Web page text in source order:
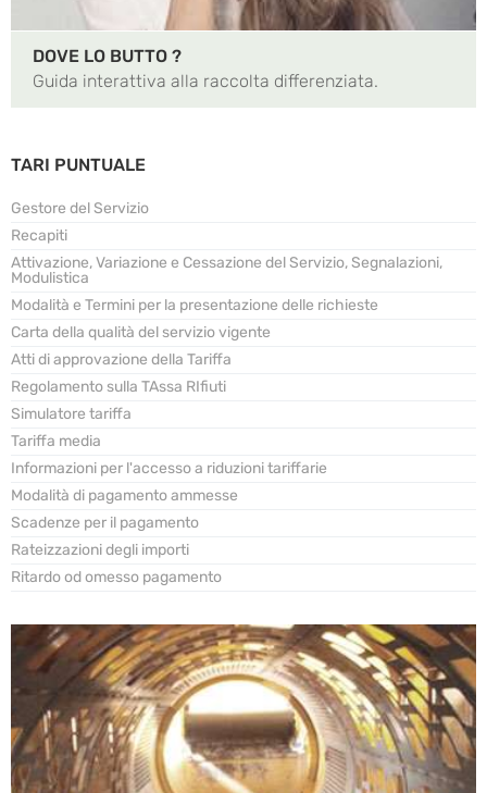
DOVE LO BUTTO ?
Guida interattiva alla raccolta differenziata.
TARI PUNTUALE
Gestore del Servizio
Recapiti
Attivazione, Variazione e Cessazione del Servizio, Segnalazioni,
Modulistica
Modalità e Termini per la presentazione delle richieste
Carta della qualità del servizio vigente
Atti di approvazione della Tariffa
Regolamento sulla TAssa RIfiuti
Simulatore tariffa
Tariffa media
Informazioni per l'accesso a riduzioni tariffarie
Modalità di pagamento ammesse
Scadenze per il pagamento
Rateizzazioni degli importi
Ritardo od omesso pagamento